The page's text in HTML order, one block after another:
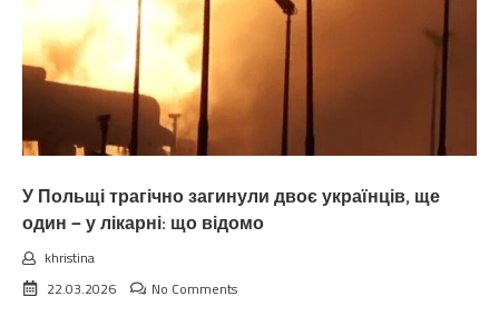
У Польщі трагічно загинули двоє українців, ще
один — у лікарні: що відомо
khristina
22.03.2026
No Comments